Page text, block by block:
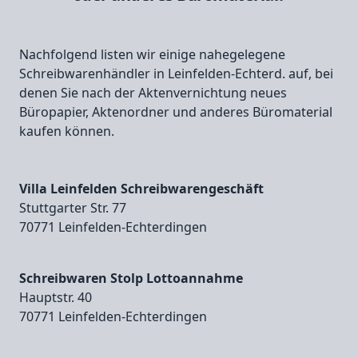
Nachfolgend listen wir einige nahegelegene
Schreibwarenhändler in Leinfelden-Echterd. auf, bei
denen Sie nach der Aktenvernichtung neues
Büropapier, Aktenordner und anderes Büromaterial
kaufen können.
Villa Leinfelden Schreibwarengeschäft
Stuttgarter Str. 77
70771 Leinfelden‑Echterdingen
Schreibwaren Stolp Lottoannahme
Hauptstr. 40
70771 Leinfelden‑Echterdingen